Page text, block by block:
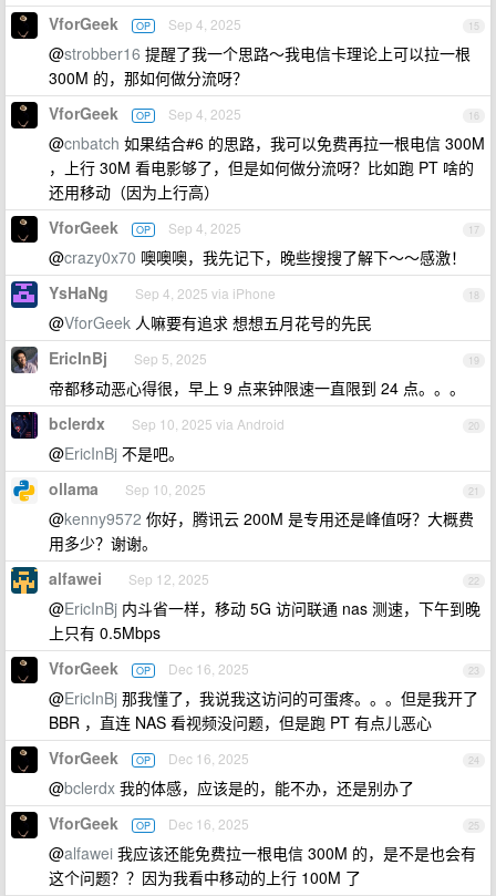
15
VforGeek OP Sep 4, 2025
@strobber16 提醒了我一个思路～我电信卡理论上可以拉一根
300M 的，那如何做分流呀？
16
VforGeek OP Sep 4, 2025
@cnbatch 如果结合#6 的思路，我可以免费再拉一根电信 300M
，上行 30M 看电影够了，但是如何做分流呀？比如跑 PT 啥的
还用移动（因为上行高）
17
VforGeek OP Sep 4, 2025
@crazy0x70 噢噢噢，我先记下，晚些搜搜了解下～～感激！
18
YsHaNg Sep 4, 2025 via iPhone
@VforGeek 人嘛要有追求 想想五月花号的先民
19
EricInBj Sep 5, 2025
帝都移动恶心得很，早上 9 点来钟限速一直限到 24 点。。。
20
bclerdx Sep 10, 2025 via Android
@EricInBj 不是吧。
21
ollama Sep 10, 2025
@kenny9572 你好，腾讯云 200M 是专用还是峰值呀？大概费
用多少？谢谢。
22
alfawei Sep 12, 2025
@EricInBj 内斗省一样，移动 5G 访问联通 nas 测速，下午到晚
上只有 0.5Mbps
23
VforGeek OP Dec 16, 2025
@EricInBj 那我懂了，我说我这访问的可蛋疼。。。但是我开了
BBR ，直连 NAS 看视频没问题，但是跑 PT 有点儿恶心
24
VforGeek OP Dec 16, 2025
@bclerdx 我的体感，应该是的，能不办，还是别办了
25
VforGeek OP Dec 16, 2025
@alfawei 我应该还能免费拉一根电信 300M 的，是不是也会有
这个问题？？因为我看中移动的上行 100M 了